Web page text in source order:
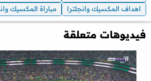
اهداف المكسيك وانجلترا
مباراة المكسيك
فيديوهات متعلقة